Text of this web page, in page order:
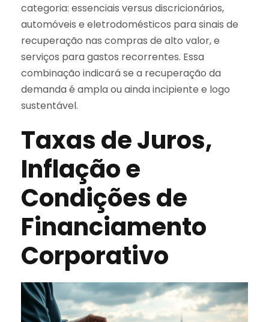
categoria: essenciais versus discricionários,
automóveis e eletrodomésticos para sinais de
recuperação nas compras de alto valor, e
serviços para gastos recorrentes. Essa
combinação indicará se a recuperação da
demanda é ampla ou ainda incipiente e logo
sustentável.
Taxas de Juros,
Inflação e
Condições de
Financiamento
Corporativo